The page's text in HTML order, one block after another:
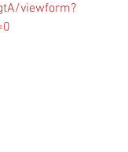
viewform?